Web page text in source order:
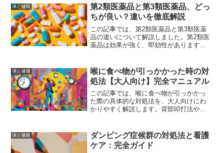
適な睡眠を得るための方法を提案しま
す。
体と健康
第2類医薬品と第3類医薬品、どっ
ちが良い？違いを徹底解説
この記事では、第2類医薬品と第3類医薬
品の違いについて解説しました。第2類医
薬品は効果が強く、即効性があります
く、副作用のリスクが低いため、日常的
な使用に適しています。それぞれの特徴
を理解し、自分の症状や目的に合わせて
適切な医薬品を選ぶことが重要です。
体と健康
喉に食べ物が引っかかった時の対
処法【大人向け】完全マニュアル
この記事では、喉に食べ物が引っかかっ
た際の具体的な対処法を、大人向けにわ
かりやすく解説します。背部叩打法や腹
点と医療機関への連絡方法、そして予防
策について詳しく説明します。
体と健康
ダンピング症候群の対処法と看護
ケア：完全ガイド